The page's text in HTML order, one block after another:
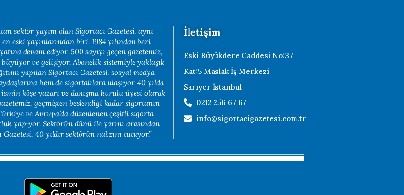
sektör yayını olan Sigortacı Gazetesi, aynı
eski yayınlarından biri. 1984 yılından beri
devam ediyor. 500 sayıyı geçen gazetemiz,
ve gelişiyor. Abonelik sistemiyle yaklaşık
yapılan Sigortacı Gazetesi, sosyal medya
hem de sigortalılara ulaşıyor. 40 yılda
köşe yazarı ve danışma kurulu üyesi olarak
geçmişten beslendiği kadar sigortanın
ve Avrupa’da düzenlenen çeşitli sigorta
yapıyor. Sektörün dünü ile yarını arasından
40 yıldır sektörün nabzını tutuyor.”
İletişim
Eski Büyükdere Caddesi No:37
Kat:5 Maslak İş Merkezi
Sarıyer İstanbul
0212 256 67 67
info@sigortacigazetesi.com.tr